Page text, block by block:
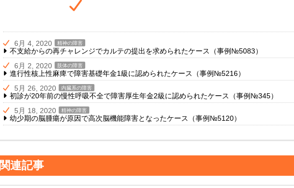
6月 4, 2020 精神の障害
不支給からの再チャレンジでカルテの提出を求められたケース（事例№5083）
6月 2, 2020
肢体の障害
進行性核上性麻痺で障害基礎年金1級に認められたケース（事例№5216）
5月 26, 2020
内臓系の障害
初診が20年前の慢性呼吸不全で障害厚生年金2級に認められたケース（事例№345）
5月 18, 2020
精神の障害
幼少期の脳腫瘍が原因で高次脳機能障害となったケース（事例№5120）
関連記事